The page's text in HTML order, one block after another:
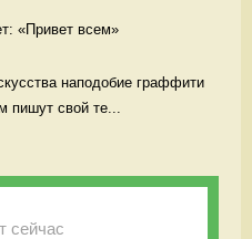
«Привет всем»
наподобие граффити
пишут свой те...
сейчас